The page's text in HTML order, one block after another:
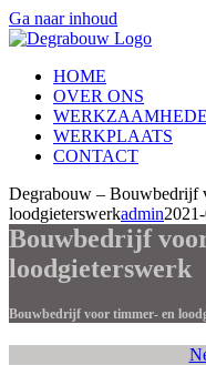
Ga naar inhoud
HOME
OVER ONS
WERKPLAATS
CONTACT
Degrabouw – Bouwbedrijf
loodgieterswerkadmin
Bouwbedrijf
loodgieterswerk
Bouwbedrijf voor timmer- en